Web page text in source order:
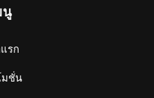
นู
รก
มชั่น